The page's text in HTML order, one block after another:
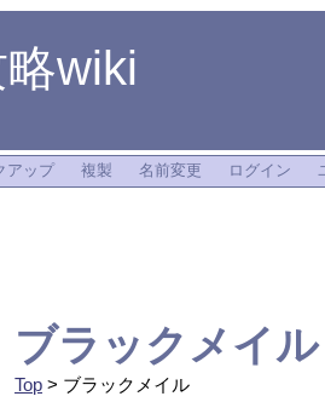
wiki
アップ 複製 名前変更 ログイン
ブラックメイル
Top > ブラックメイル